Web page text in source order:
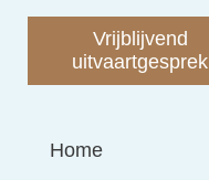
Vrijblijvend
uitvaartgesprek
Home